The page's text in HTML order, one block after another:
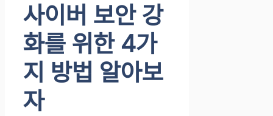
사이버 보안 강
화를 위한 4가
지 방법 알아보
자